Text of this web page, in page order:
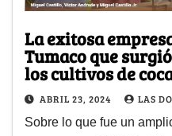
La exitosa
Tumaco que
los cultivos de
ABRIL 23, 2024 LAS
Sobre lo que fue un